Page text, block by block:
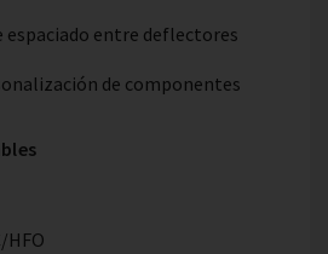
espaciado entre deflectores
de componentes
HFO